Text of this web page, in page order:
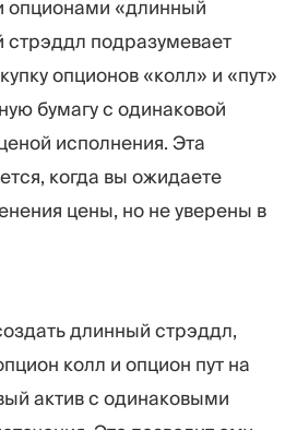
опционами «длинный
подразумевает
опционов «колл» и «пут»
бумагу с одинаковой
исполнения. Эта
когда вы ожидаете
цены, но не уверены в
длинный стрэддл,
колл и опцион пут на
актив с одинаковыми